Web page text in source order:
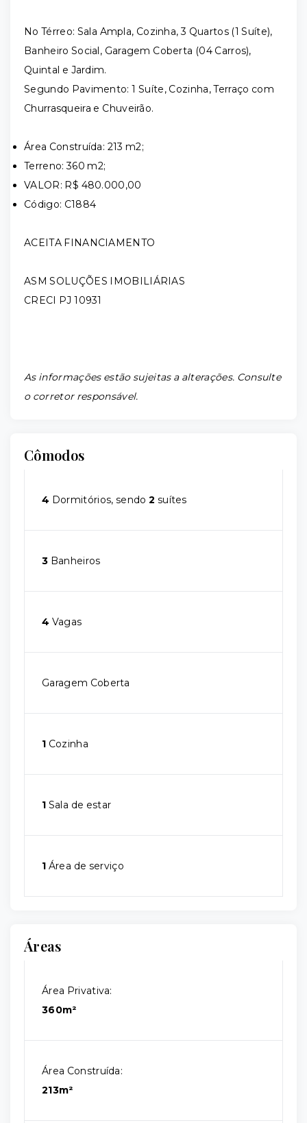
No Térreo: Sala Ampla, Cozinha, 3 Quartos (1 Suíte),
Banheiro Social, Garagem Coberta (04 Carros),
Quintal e Jardim.
Segundo Pavimento: 1 Suíte, Cozinha, Terraço com
Churrasqueira e Chuveirão.
Área Construída: 213 m2;
Terreno: 360 m2;
VALOR: R$ 480.000,00
Código: C1884
ACEITA FINANCIAMENTO
ASM SOLUÇÕES IMOBILIÁRIAS
CRECI PJ 10931
As informações estão sujeitas a alterações. Consulte
o corretor responsável.
Cômodos
4 Dormitórios, sendo2 suítes
3 Banheiros
4 Vagas
Garagem Coberta
1 Cozinha
1 Sala de estar
1 Área de serviço
Áreas
Área Privativa:
360m²
Área Construída:
213m²